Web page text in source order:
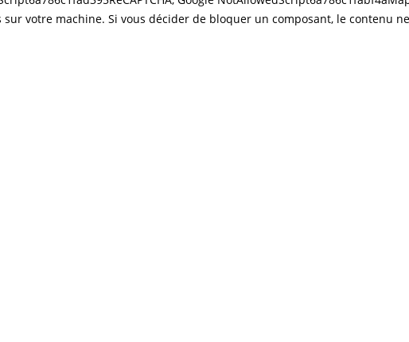
votre machine. Si vous décider de bloquer un composant, le contenu ne